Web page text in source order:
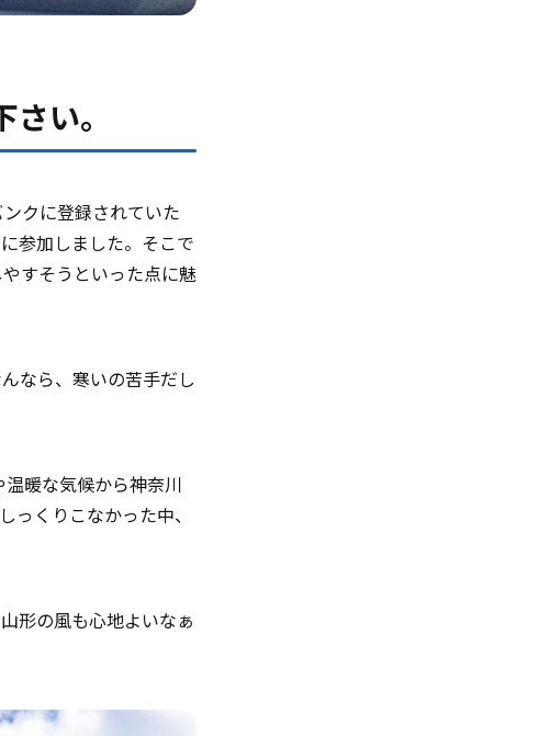
い。
クに登録されていた
参加しました。そこで
すそうといった点に魅
なら、寒いの苦手だし
暖な気候から神奈川
っくりこなかった中、
形の風も心地よいなぁ